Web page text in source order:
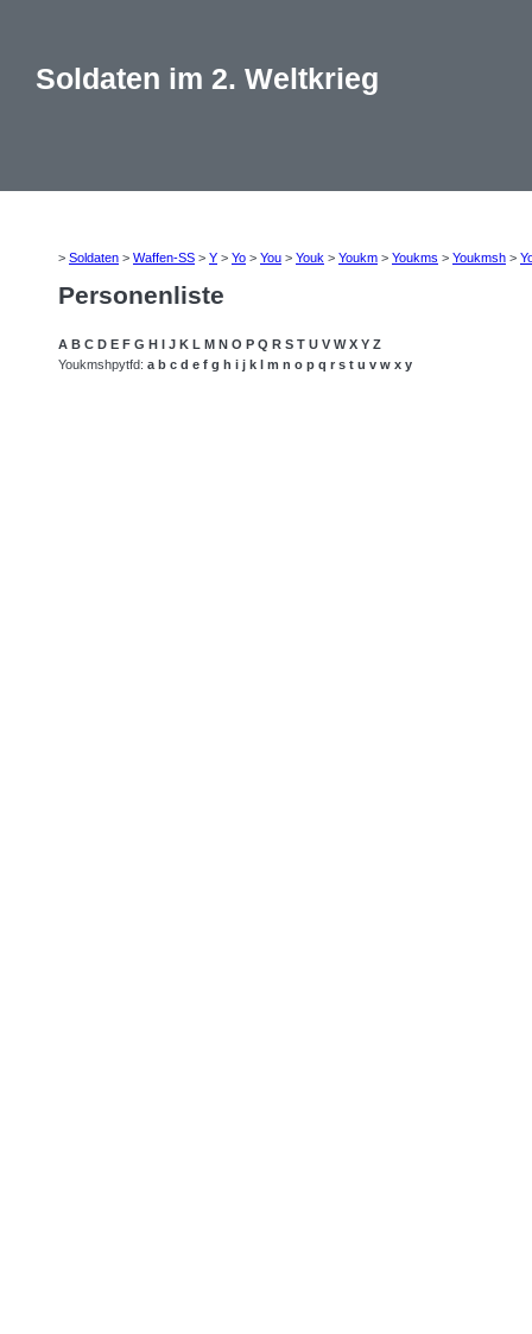
Soldaten im 2. Weltkrieg
> Soldaten > Waffen-SS > Y > Yo > You > Youk > Youkm > Youkms > Youkmsh >
Personenliste
A B C D E F G H I J K L M N O P Q R S T U V W X Y Z
Youkmshpytfd: a b c d e f g h i j k l m n o p q r s t u v w x y